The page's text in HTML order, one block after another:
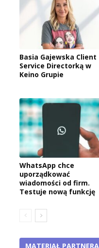
Basia Gajewska Client
Service Directorką w
Keino Grupie
WhatsApp chce
uporządkować
wiadomości od firm.
Testuje nową funkcję
MATERIAŁ PARTNERA